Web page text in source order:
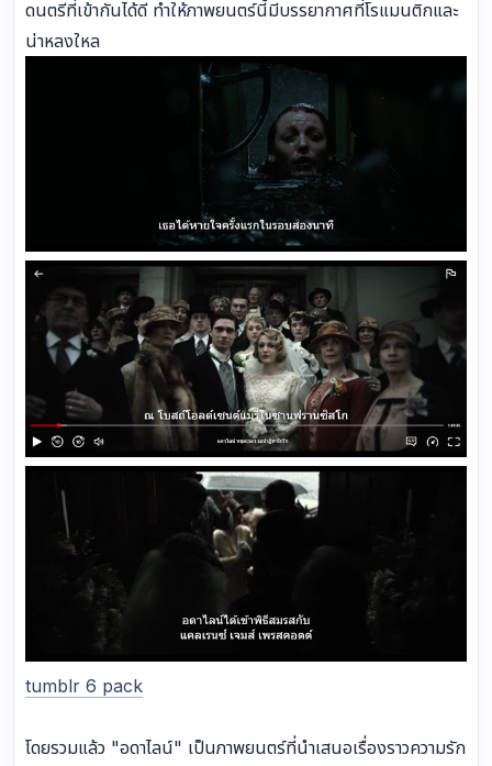
ดนตรีที่เข้ากันได้ดี ทำให้ภาพยนตร์นี้มีบรรยากาศที่โรแมนติกและ
น่าหลงใหล
tumblr 6 pack
โดยรวมแล้ว "อดาไลน์" เป็นภาพยนตร์ที่นำเสนอเรื่องราวความรัก